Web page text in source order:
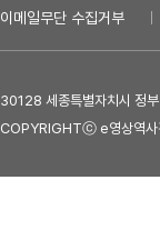
이메일무단 수집거부
30128 세종특별자치시 정
COPYRIGHTⓒ e영상역사